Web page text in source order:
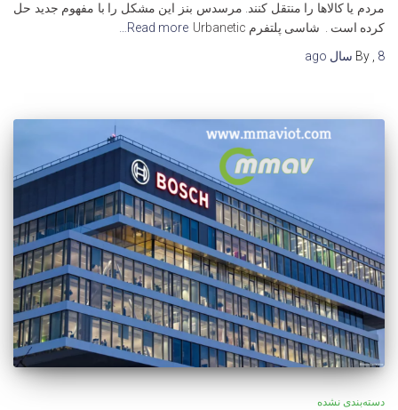
مردم یا کالاها را منتقل کنند. مرسدس بنز این مشکل را با مفهوم جدید حل
کرده است . شاسی پلتفرم Urbanetic
Read more…
By
8 سال
دسته‌بندی نشده